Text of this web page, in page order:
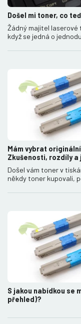
Došel mi toner, co
Žádný majitel laserové
když se jedná o
Mám vybrat
Zkušenosti, rozdíly a
Došel vám toner v
někdy toner kupovali,
S jakou nabídkou se
přehled)?